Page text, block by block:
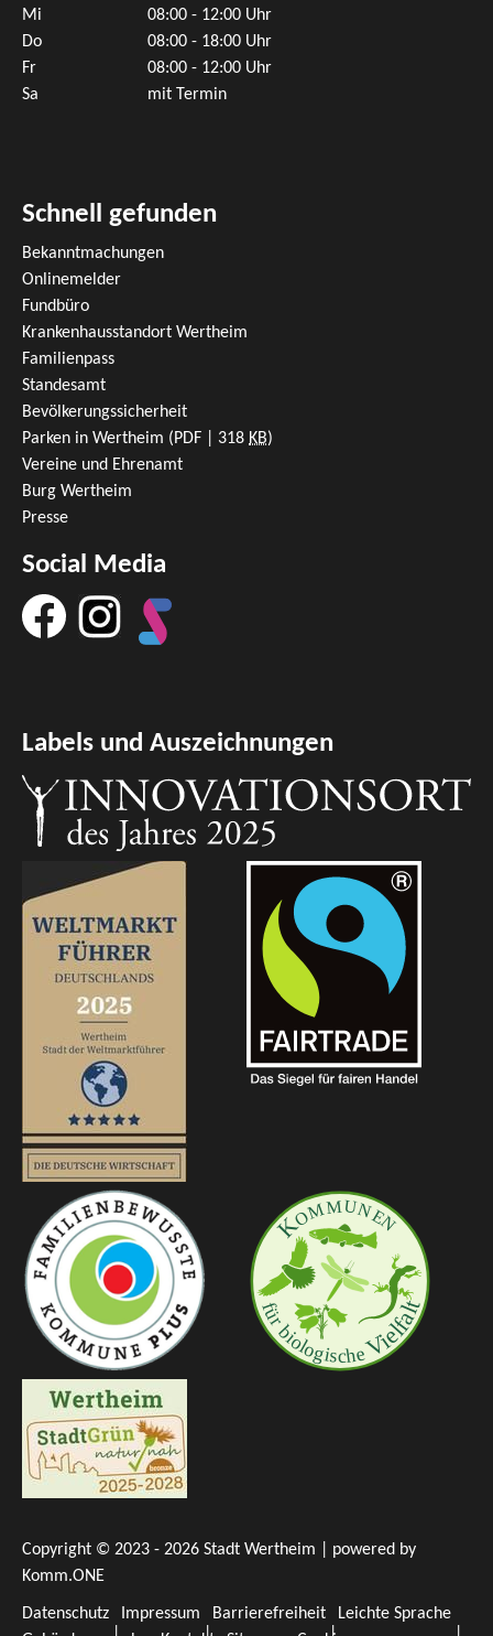
Mi
08:00 - 12:00 Uhr
Do
08:00 - 18:00 Uhr
Fr
08:00 - 12:00 Uhr
Sa
mit Termin
Schnell gefunden
Bekanntmachungen
Onlinemelder
Fundbüro
Krankenhausstandort Wertheim
Familienpass
Standesamt
Bevölkerungssicherheit
Parken in Wertheim (PDF | 318 KB)
Vereine und Ehrenamt
Burg Wertheim
Presse
Social Media
Labels und Auszeichnungen
Copyright © 2023 - 2026 Stadt Wertheim | powered by
Komm.ONE
Datenschutz Impressum Barrierefreiheit
Leichte Sprache